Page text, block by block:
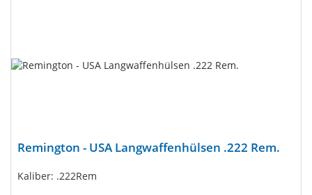
Remington - USA Langwaffenhülsen .222 Rem.
Kaliber: .222Rem